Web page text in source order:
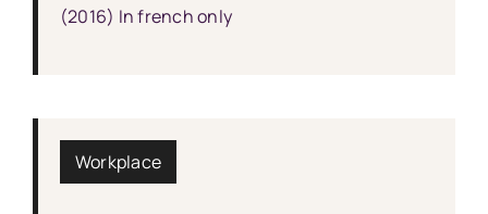
(2016) In french only
Workplace